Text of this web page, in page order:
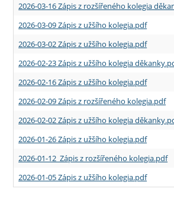
2026-03-16 Zápis z rozšířeného kolegia
2026-03-09 Zápis z užšího kolegia.pdf
2026-03-02 Zápis z užšího kolegia.pdf
2026-02-23 Zápis z užšího kolegia
2026-02-16 Zápis z užšího kolegia.pdf
2026-02-09 Zápis z rozšířeného kolegia.pdf
2026-02-02 Zápis z užšího kolegia
2026-01-26 Zápis z užšího kolegia.pdf
2026-01-12 Zápis z rozšířeného kolegia.pdf
2026-01-05 Zápis z užšího kolegia.pdf